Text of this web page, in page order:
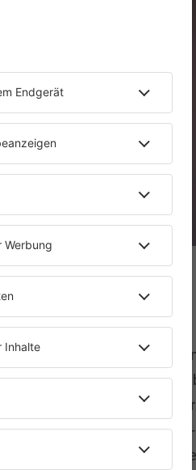
er Ska, Rocksteady
rockbeeinflussten
internationalen
eng mit derRastafari
konservative